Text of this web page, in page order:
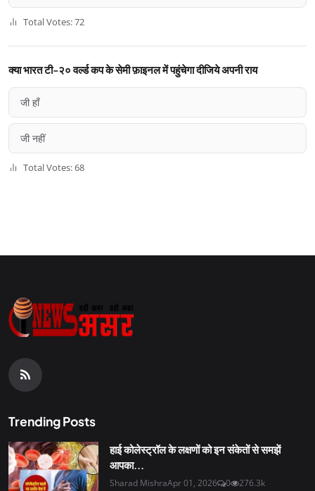
Total Votes: 72
क्या भारत टी-२० वर्ल्ड कप के सेमी फ़ाइनल में पहुंचेगा दीजिये अपनी राय
जी हाँ
जी नहीं
Total Votes: 68
Trending Posts
हाई कोलेस्ट्रॉल के लक्षणों को इन संकेतों से समझें
आपका...
Sharad MishraApr 01, 2026 0 276.3k